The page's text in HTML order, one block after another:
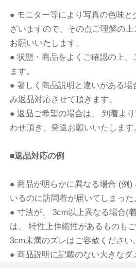
● モニター等により写真の色味と
ざいますので、その点ご理解の上
お願いいたします。
● 状態・商品をよくご確認の上、
ます。
● 著しく商品説明と違いがある
み返品対応させて頂きます。
● 返品ご希望の場合は、 到着よ
わせ頂き、発送お願いいたします
■返品対応の例
● 商品が明らかに異なる場合 (例)
いるのに訪問着が届いてしまった
● 寸法が、 3cm以上異なる場合(
は、 特性上伸縮性があるものもご
3cm未満のズレはご容赦ください
● 商品説明に記載のない大きなダ